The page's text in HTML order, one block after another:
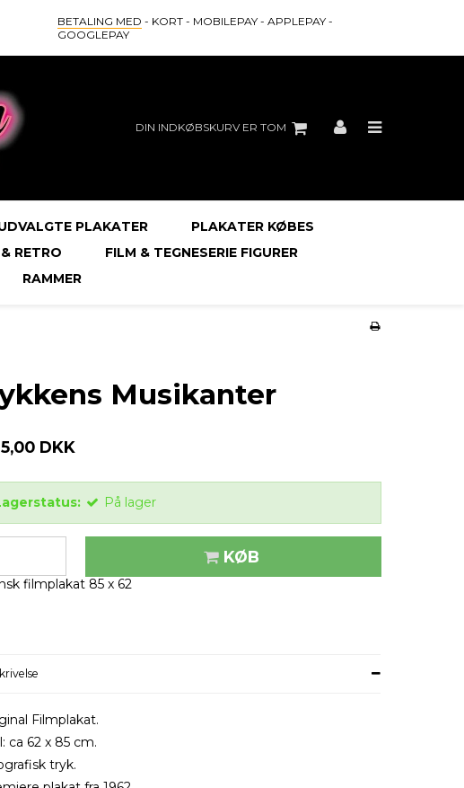
BETALING MED - KORT - MOBILEPAY - APPLEPAY -
GOOGLEPAY
DIN INDKØBSKURV ER TOM
PLAKATER
PLAKATER KØBES
RETRO
FILM & TEGNESERIE FIGURER
RAMMER
Musikanter
DKK
På lager
KØB
filmplakat 85 x 62
Filmplakat.
ca 62 x 85 cm.
tryk.